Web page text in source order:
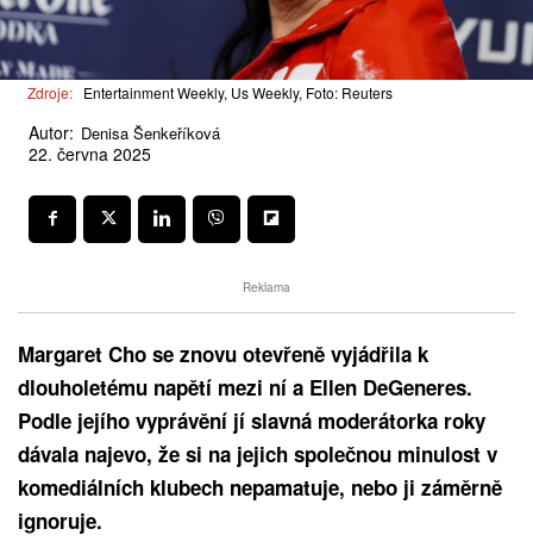
Zdroje: Entertainment Weekly, Us Weekly, Foto: Reuters
Autor: Denisa Šenkeříková
22. června 2025
Reklama
Margaret Cho se znovu otevřeně vyjádřila k
dlouholetému napětí mezi ní a Ellen DeGeneres.
Podle jejího vyprávění jí slavná moderátorka roky
dávala najevo, že si na jejich společnou minulost v
komediálních klubech nepamatuje, nebo ji záměrně
ignoruje.